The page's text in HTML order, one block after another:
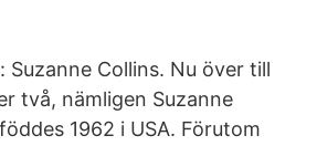
Collins. Nu över till
två, nämligen Suzanne
1962 i USA. Förutom